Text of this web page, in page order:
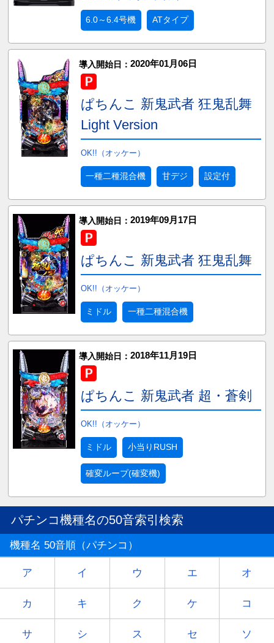
6.0～6.4号機 ATタイプ
導入開始日： 2020年01月06日
ぱちんこ 新鬼武者 狂鬼乱舞
Light Version
OK!!（オッケー）
一種二種混合機 甘デジ 設定付
導入開始日： 2019年09月17日
ぱちんこ 新鬼武者 狂鬼乱舞
OK!!（オッケー）
ミドル 一種二種混合機
導入開始日： 2018年11月19日
ぱちんこ 新鬼武者 超・蒼剣
OK!!（オッケー）
ミドル 小当りRUSH
確変ループ(確変機)
パチンコ機種名の50音索引検索
機種名 50音順（パチンコ）
ア イ ウ エ オ
カ キ ク ケ コ
サ シ ス セ ソ